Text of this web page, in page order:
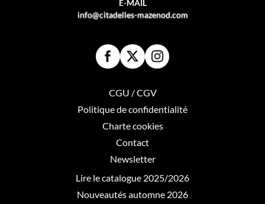
E-MAIL
info@citadelles-mazenod.com
CGU / CGV
Politique de confidentialité
Charte cookies
Contact
Newsletter
Lire le catalogue 2025/2026
Nouveautés automne 2026